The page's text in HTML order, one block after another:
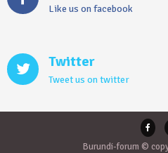
Like us on facebook
Twitter
Tweet us on twitter
Burundi-forum ©